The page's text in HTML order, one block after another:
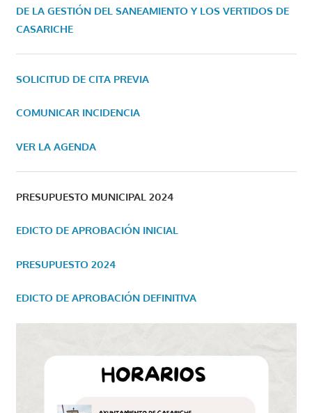
DE LA GESTIÓN DEL SANEAMIENTO Y LOS VERTIDOS DE
CASARICHE
SOLICITUD DE CITA PREVIA
COMUNICAR INCIDENCIA
VER LA AGENDA
PRESUPUESTO MUNICIPAL 2024
EDICTO DE APROBACIÓN INICIAL
PRESUPUESTO 2024
EDICTO DE APROBACIÓN DEFINITIVA